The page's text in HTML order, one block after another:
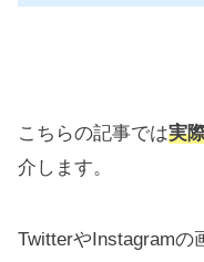
こちらの記事では実
介します。
TwitterやInstagramの